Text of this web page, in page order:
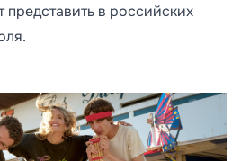
представить в российских